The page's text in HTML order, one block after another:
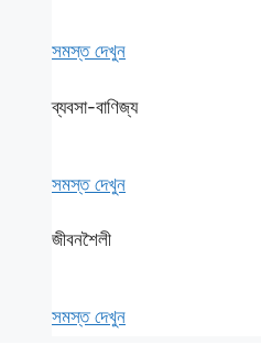
সমস্ত দেখুন
ব্যবসা-বাণিজ্য
সমস্ত দেখুন
জীবনশৈলী
সমস্ত দেখুন